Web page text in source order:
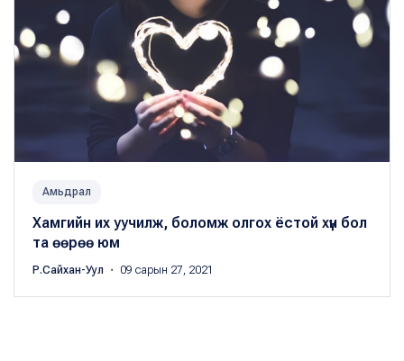
Амьдрал
Хамгийн их уучилж, боломж олгох ёстой хүн бол
та өөрөө юм
Р.Сайхан-Уул ・ 09 сарын 27, 2021